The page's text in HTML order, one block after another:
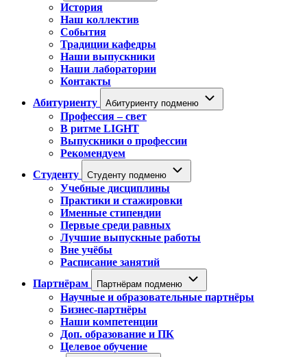
История
Наш коллектив
События
Традиции кафедры
Наши выпускники
Наши лаборатории
Контакты
Абитуриенту
Абитуриенту подменю
Профессия – свет
В ритме LIGHT
Выпускники о профессии
Рекомендуем
Студенту
Студенту подменю
Учебные дисциплины
Практики и стажировки
Именные стипендии
Первые среди равных
Лучшие выпускные работы
Вне учёбы
Расписание занятий
Партнёрам
Партнёрам подменю
Научные и образовательные партнёры
Бизнес-партнёры
Наши компетенции
Доп. образование и ПК
Целевое обучение